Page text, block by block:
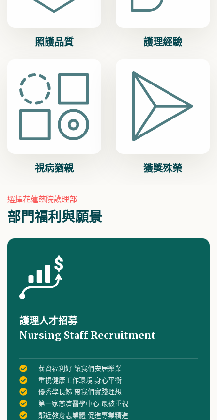
照護品質 護理經驗
視病猶親 獲獎殊榮
選擇花蓮慈院護理部
部門福利與願景
護理人才招募
Nursing Staff Recruitment
薪資福利好 讓我們安居樂業
重視健康工作環境 身心平衡
優秀學長姊 帶我們實踐理想
第一家慈濟醫學中心 最被重視
鄰近教育志業體 促進專業精進